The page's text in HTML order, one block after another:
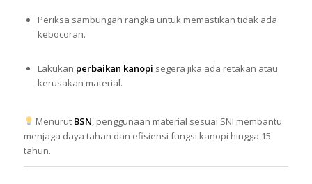
Periksa sambungan rangka untuk memastikan tidak ada
kebocoran.
Lakukan perbaikan kanopi segera jika ada retakan atau
kerusakan material.
Menurut BSN, penggunaan material sesuai SNI membantu
menjaga daya tahan dan efisiensi fungsi kanopi hingga 15
tahun.